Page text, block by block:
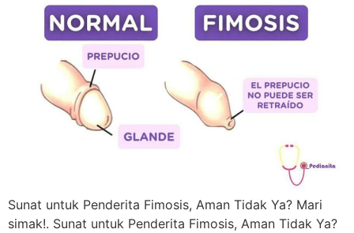
Sunat untuk Penderita Fimosis, Aman Tidak Ya? Mari
simak!. Sunat untuk Penderita Fimosis, Aman Tidak Ya?